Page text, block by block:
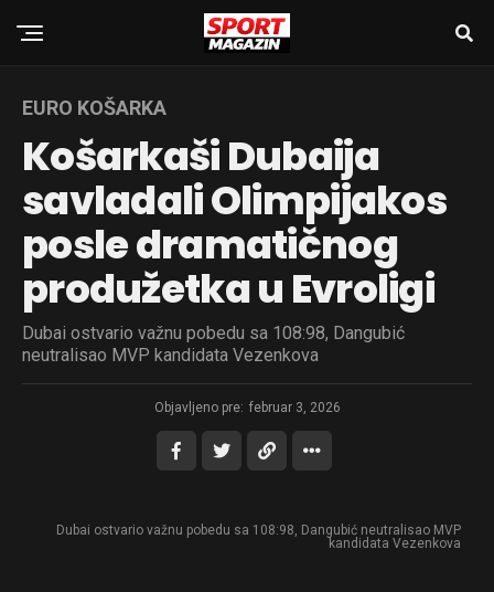
EURO KOŠARKA
Košarkaši Dubaija
savladali Olimpijakos
posle dramatičnog
produžetka u Evroligi
Dubai ostvario važnu pobedu sa 108:98, Dangubić
neutralisao MVP kandidata Vezenkova
Objavljeno pre: februar 3, 2026
Dubai ostvario važnu pobedu sa 108:98, Dangubić neutralisao MVP
kandidata Vezenkova